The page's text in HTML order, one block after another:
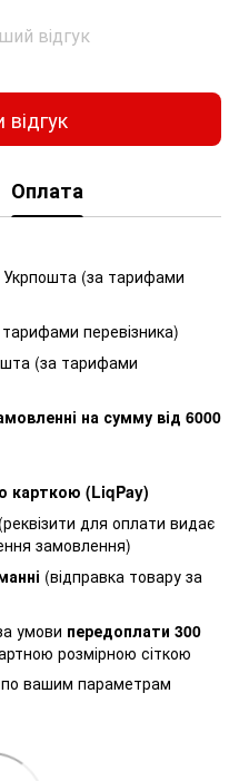
відгук
Оплата
(за тарифами
перевізника)
(за тарифами
на сумму від 6000
карткою (LiqPay)
(реквізити для оплати видає
замовлення)
(відправка товару за
умови передоплати 300
розмірною сіткою
вашим параметрам